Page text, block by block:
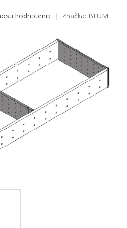
je 0,0 z 5 hviezdičiek.
hodnotenia Značka: BLUM